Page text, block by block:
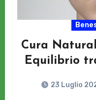
Cura
Equilibrio
23 Luglio